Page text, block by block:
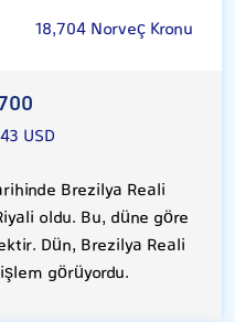
18,704 Norveç Kronu
USD
Brezilya Reali
oldu. Bu, düne göre
Dün, Brezilya Reali
görüyordu.